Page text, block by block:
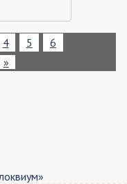
Page
4 Page
5 Page
6
Последняя
страница
»